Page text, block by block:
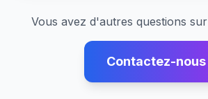
Vous avez d'autres questions sur
Contactez-nous